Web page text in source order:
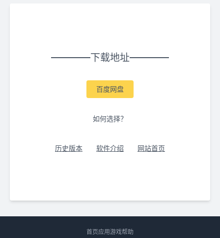
下载地址
百度网盘
如何选择？
历史版本 软件介绍 网站首页
首页应用游戏帮助